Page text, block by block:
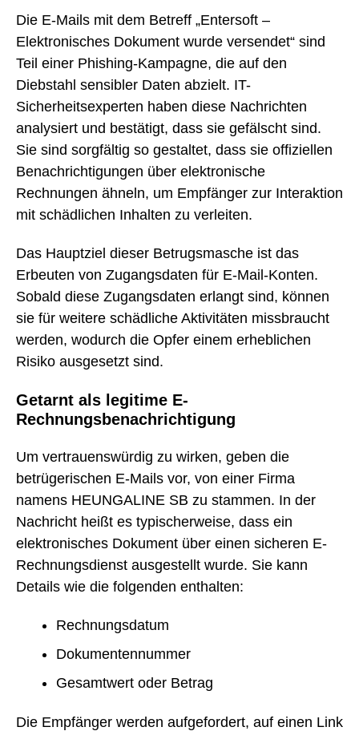
Die E-Mails mit dem Betreff „Entersoft –
Elektronisches Dokument wurde versendet“ sind
Teil einer Phishing-Kampagne, die auf den
Diebstahl sensibler Daten abzielt. IT-
Sicherheitsexperten haben diese Nachrichten
analysiert und bestätigt, dass sie gefälscht sind.
Sie sind sorgfältig so gestaltet, dass sie offiziellen
Benachrichtigungen über elektronische
Rechnungen ähneln, um Empfänger zur Interaktion
mit schädlichen Inhalten zu verleiten.
Das Hauptziel dieser Betrugsmasche ist das
Erbeuten von Zugangsdaten für E-Mail-Konten.
Sobald diese Zugangsdaten erlangt sind, können
sie für weitere schädliche Aktivitäten missbraucht
werden, wodurch die Opfer einem erheblichen
Risiko ausgesetzt sind.
Getarnt als legitime E-
Rechnungsbenachrichtigung
Um vertrauenswürdig zu wirken, geben die
betrügerischen E-Mails vor, von einer Firma
namens HEUNGALINE SB zu stammen. In der
Nachricht heißt es typischerweise, dass ein
elektronisches Dokument über einen sicheren E-
Rechnungsdienst ausgestellt wurde. Sie kann
Details wie die folgenden enthalten:
Rechnungsdatum
Dokumentennummer
Gesamtwert oder Betrag
Die Empfänger werden aufgefordert, auf einen Link